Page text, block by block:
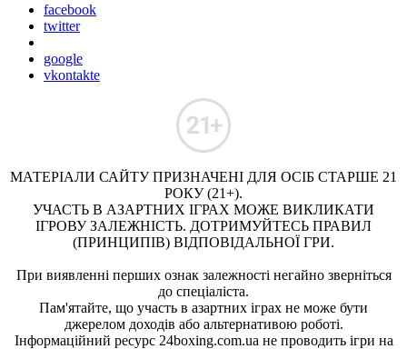
facebook
twitter
google
vkontakte
МАТЕРІАЛИ САЙТУ ПРИЗНАЧЕНІ ДЛЯ ОСІБ СТАРШЕ 21
РОКУ (21+).
УЧАСТЬ В АЗАРТНИХ ІГРАХ МОЖЕ ВИКЛИКАТИ
ІГРОВУ ЗАЛЕЖНІСТЬ. ДОТРИМУЙТЕСЬ ПРАВИЛ
(ПРИНЦИПІВ) ВІДПОВІДАЛЬНОЇ ГРИ.
При виявленні перших ознак залежності негайно зверніться
до спеціаліста.
Пам'ятайте, що участь в азартних іграх не може бути
джерелом доходів або альтернативою роботі.
Інформаційний ресурс 24boxing.com.ua не проводить ігри на